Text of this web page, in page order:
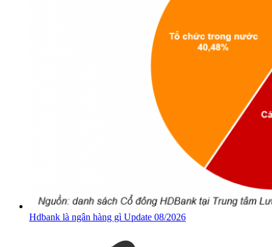
Hdbank là ngân hàng gì Update 08/2026